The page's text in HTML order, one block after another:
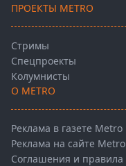
ПРОЕКТЫ METRO
Стримы
Спецпроекты
Колумнисты
О METRO
Реклама в газете Metro
Реклама на сайте Metro
Соглашения и правила